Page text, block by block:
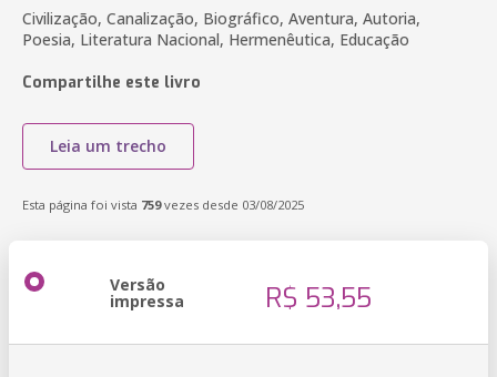
Civilização, Canalização, Biográfico, Aventura, Autoria,
Poesia, Literatura Nacional, Hermenêutica, Educação
Compartilhe este livro
Leia um trecho
Esta página foi vista 759vezes desde 03/08/2025
Versão
impressa R$ 53,55